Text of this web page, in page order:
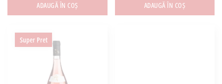
ADAUGĂ ÎN COȘ ADAUGĂ ÎN COȘ
Super Pret